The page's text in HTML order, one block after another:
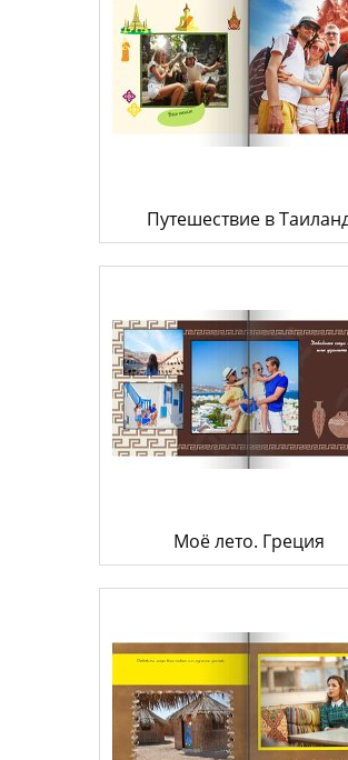
Путешествие в
Моё лето. Греция